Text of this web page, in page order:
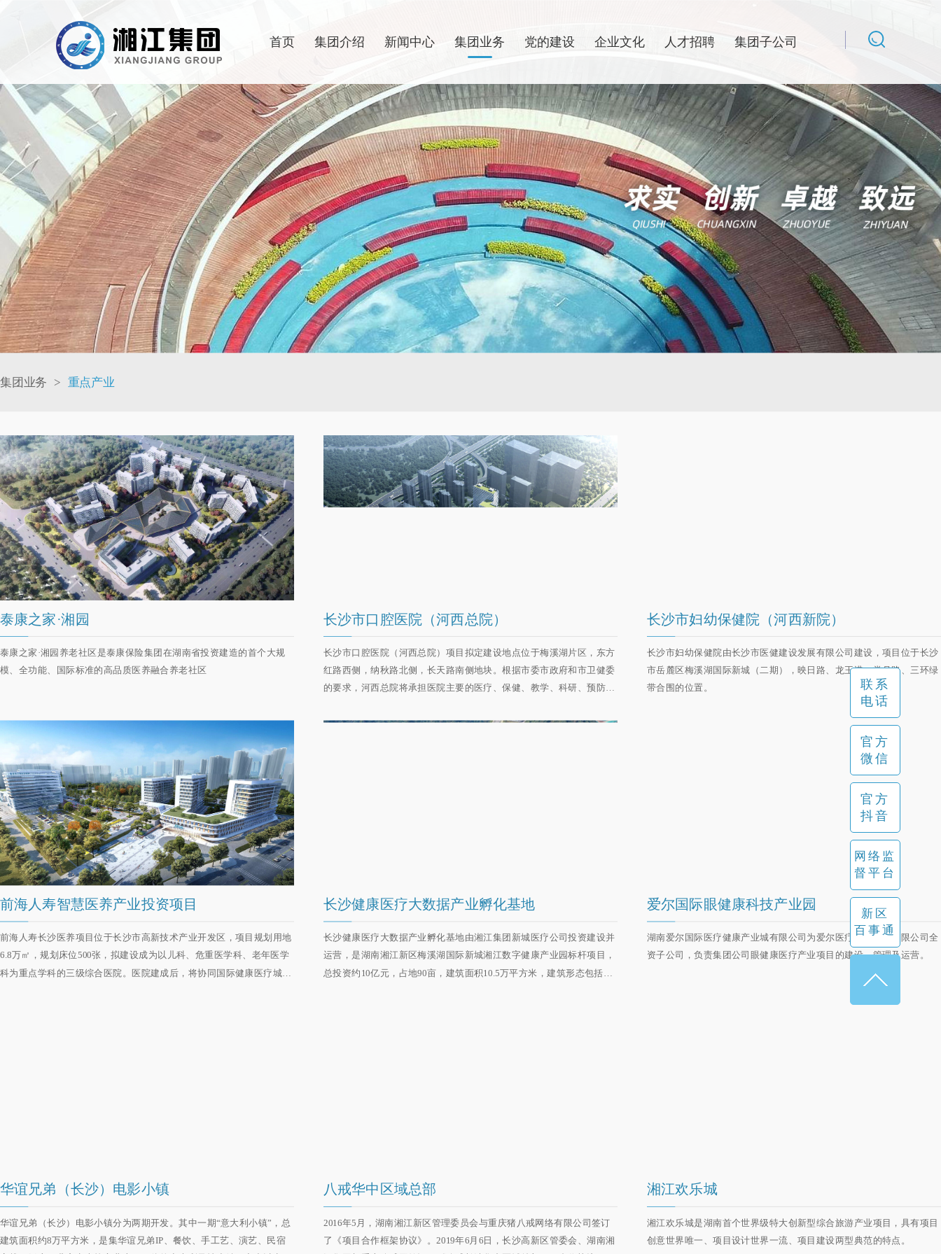
首页 集团介绍
湘江集团 组织架构 领导团队 信息公开
新闻中心
集团动态 媒体关注 招标信息 通知公告
集团业务
招商引资 片区发展 基础建设 重点产业 综合配套
党的建设
理论学习 党建活动 党风廉政 群团工作
企业文化
文化建设 集团活动 员工风采 集团荣誉 企业期刊
人才招聘
人才培训 招聘信息
集团子公司
集团业务 > 重点产业
泰康之家·湘园
泰康之家·湘园养老社区是泰康保险集团在湖南省投资建造的首个大规
模、全功能、国际标准的高品质医养融合养老社区
长沙市口腔医院（河西总院）
​长沙市口腔医院（河西总院）项目拟定建设地点位于梅溪湖片区，东方
红路西侧，纳秋路北侧，长天路南侧地块。根据市委市政府和市卫健委
的要求，河西总院将承担医院主要的医疗、保健、教学、科研、预防、
长沙市妇幼保健院（河西新院）
长沙市妇幼保健院由长沙市医健建设发展有限公司建设，项目位于长沙
市岳麓区梅溪湖国际新城（二期），映日路、龙王港、赏月路、三环绿
带合围的位置。
前海人寿智慧医养产业投资项目
前海人寿长沙医养项目位于长沙市高新技术产业开发区，项目规划用地
6.8万㎡，规划床位500张，拟建设成为以儿科、危重医学科、老年医学
科为重点学科的三级综合医院。医院建成后，将协同国际健康医疗城内
长沙健康医疗大数据产业孵化基地
长沙健康医疗大数据产业孵化基地由湘江集团新城医疗公司投资建设并
运营，是湖南湘江新区梅溪湖国际新城湘江数字健康产业园标杆项目，
总投资约10亿元，占地90亩，建筑面积10.5万平方米，建筑形态包括大
爱尔国际眼健康科技产业园
​湖南爱尔国际医疗健康产业城有限公司为爱尔医疗投资集团有限公司全
资子公司，负责集团公司眼健康医疗产业项目的建设、管理及运营。
华谊兄弟（长沙）电影小镇
华谊兄弟（长沙）电影小镇分为两期开发。其中一期“意大利小镇”，总
建筑面积约8万平方米，是集华谊兄弟IP、餐饮、手工艺、演艺、民宿
八戒华中区域总部
2016年5月，湖南湘江新区管理委员会与重庆猪八戒网络有限公司签订
了《项目合作框架协议》。2019年6月6日，长沙高新区管委会、湖南湘
湘江欢乐城
湘江欢乐城是湖南首个世界级特大创新型综合旅游产业项目，具有项目
创意世界唯一、项目设计世界一流、项目建设两型典范的特点。
联系
电话
官方
微信
官方
抖音
网络监
督平台
新区
百事通